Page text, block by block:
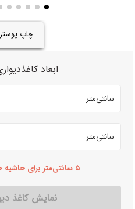
چاپ
ابعاد
سانتی‌متر
سانتی‌متر
۵ سانتی‌متر برای حاشیه خطا در نظر بگیرید.
نمایش کاغذ